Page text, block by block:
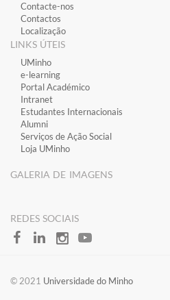
Contacte-nos
Contactos
Localização
LINKS ÚTEIS
​UMinho
​e-learning
​Portal Académico
​Intranet
Estudantes Inter​​nacionais
Alumni
Serviços de Ação Social
Loja UMinho
GALERIA DE IMAGENS
​REDES SOCIAIS
​​© 2021 Universidade do Minho​​​​